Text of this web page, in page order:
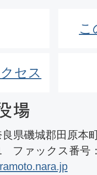
こ
セス
県磯城郡田原本
ファックス番号